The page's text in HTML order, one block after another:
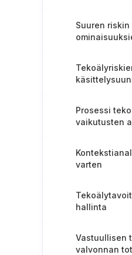
Suuren
Prosessi
vaikutusten
varten
hallinta
Vastuullisen
valvonnan